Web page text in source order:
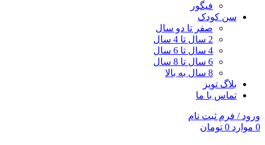
فیگور
سن کودک
صفر تا دو سال
2 سال تا 4 سال
4 سال تا 6 سال
6 سال تا 8 سال
8 سال به بالا
بلاگ تویز
تماس با ما
ورود / فرم ثبت نام
0 موارد 0 تومان